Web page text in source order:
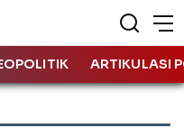
ARTIKULASI